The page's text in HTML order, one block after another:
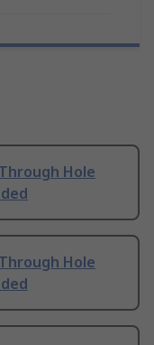
Hole
Hole